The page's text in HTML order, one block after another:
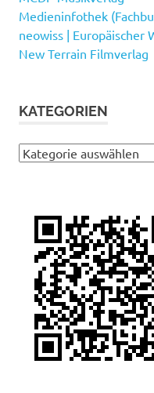
Medieninfothek
neowiss | Europäischer
New Terrain Filmverlag
KATEGORIEN
Kategorien